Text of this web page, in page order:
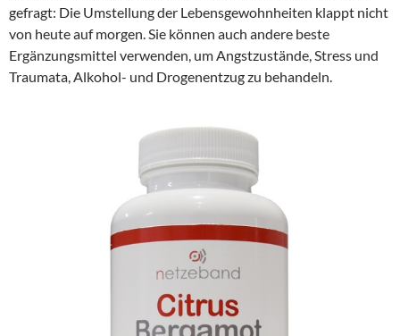
gefragt: Die Umstellung der Lebensgewohnheiten klappt nicht
von heute auf morgen. Sie können auch andere beste
Ergänzungsmittel verwenden, um Angstzustände,Stress und
Traumata, Alkohol- und Drogenentzug zu behandeln.